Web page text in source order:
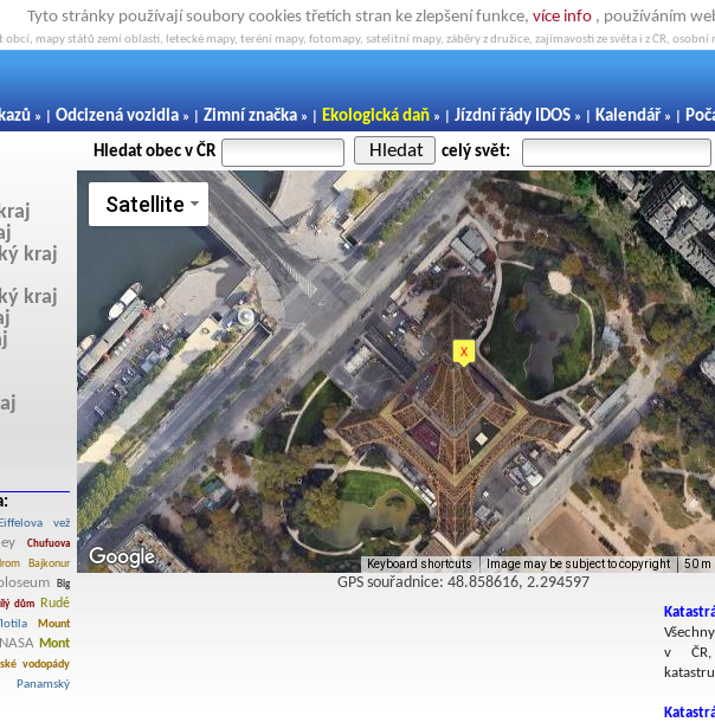
Tyto stránky používají soubory cookies třetích stran ke zlepšení funkce, více info , používáním
obcí, mapy států zemí oblastí, letecké mapy, teréní mapy, fotomapy, satelitní mapy, záběry z družice, zajímavosti ze světa i z ČR,
» | Odcizená vozidla » | Zimní značka » | Ekologická daň » | Jízdní řády IDOS » | Kalendář » |
kraj
kraj
Eiffelova vež
Chufuova
Bajkonur
Big
dům
Rudé
Mount
Mont
vodopády
Panamský
Hledat obec v ČR Hledat celý svět:
Satellite
Keyboard shortcuts Image may be subject to copyright 50 m
GPS souřadnice: 48.858616, 2.294597
v